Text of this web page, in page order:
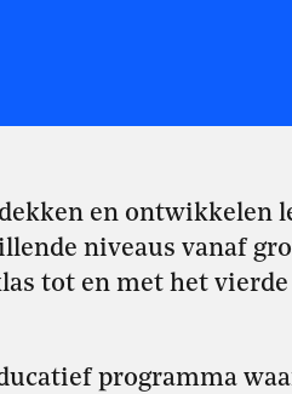
en ontwikkelen
niveaus vanaf
tot en met het
programma